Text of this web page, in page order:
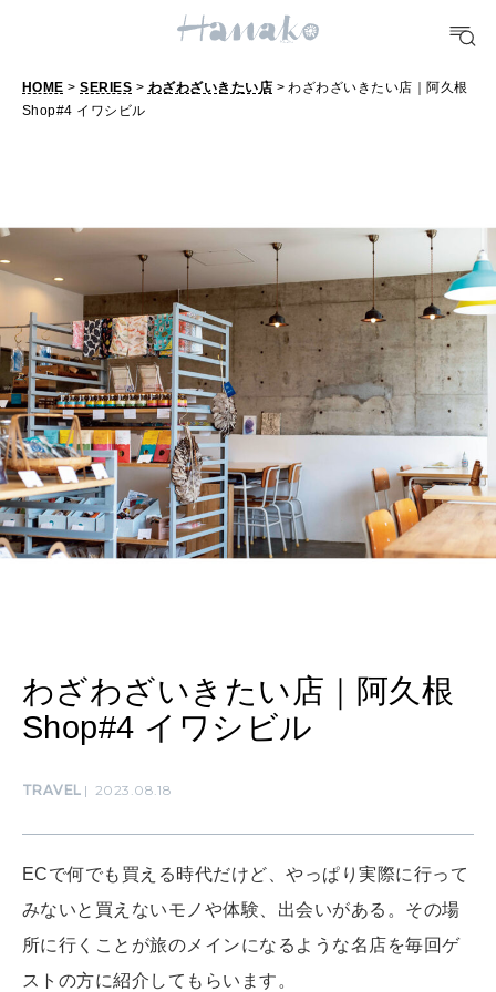
おいしい
FORTUNE
明日のわたし
[12星座別] Weekly Holoscope
[12星座別] Monthly Love Holoscope
女神まり愛のタロットメッセージ
算命学がわかる今月のあなた
HEALTH
自分にやさしく
LEARN
知る、考える
SUSTAINABLE
わたしができること
CULTURE
WORK&MONEY
HOME >SERIES > わざわざいきたい店 > わざわざいきたい店｜阿久根
Shop#4 イワシビル
わざわざいきたい店｜阿久根
Shop#4 イワシビル
TRAVEL 2023.08.18
ECで何でも買える時代だけど、やっぱり実際に行って
みないと買えないモノや体験、出会いがある。その場
所に行くことが旅のメインになるような名店を毎回ゲ
ストの方に紹介してもらいます。